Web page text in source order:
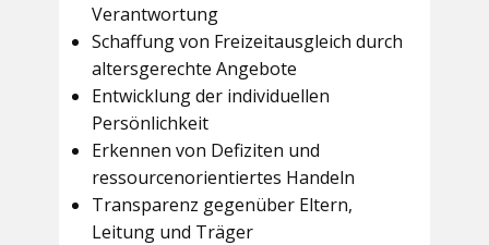
Verantwortung
Schaffung von Freizeitausgleich durch
altersgerechte Angebote
Entwicklung der individuellen
Persönlichkeit
Erkennen von Defiziten und
ressourcenorientiertes Handeln
Transparenz gegenüber Eltern,
Leitung und Träger